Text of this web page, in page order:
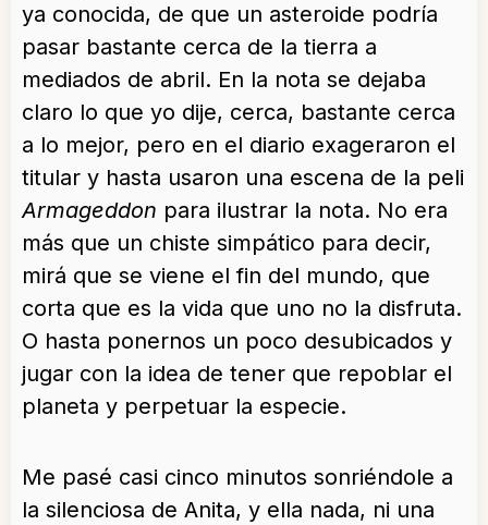
ya conocida, de que un asteroide podría
pasar bastante cerca de la tierra a
mediados de abril. En la nota se dejaba
claro lo que yo dije, cerca, bastante cerca
a lo mejor, pero en el diario exageraron el
titular y hasta usaron una escena de la peli
Armageddon para ilustrar la nota. No era
más que un chiste simpático para decir,
mirá que se viene el fin del mundo, que
corta que es la vida que uno no la disfruta.
O hasta ponernos un poco desubicados y
jugar con la idea de tener que repoblar el
planeta y perpetuar la especie.
Me pasé casi cinco minutos sonriéndole a
la silenciosa de Anita, y ella nada, ni una